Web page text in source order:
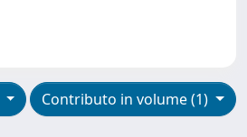
Contributo in volume (1)